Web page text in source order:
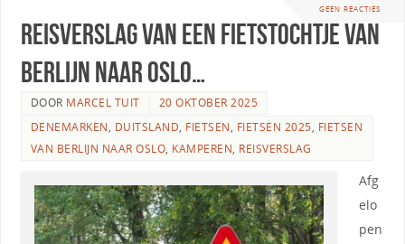
GEEN REACTIES
Reisverslag van een fietstochtje van
Berlijn naar Oslo…
DOOR MARCEL TUIT
20 OKTOBER 2025
DENEMARKEN, DUITSLAND, FIETSEN, FIETSEN 2025, FIETSEN
VAN BERLIJN NAAR OSLO, KAMPEREN, REISVERSLAG
Afg
elo
pen